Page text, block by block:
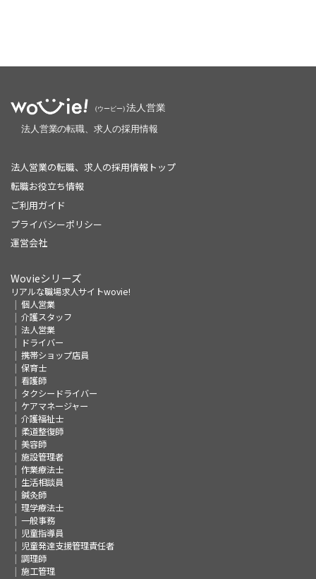
法人営業の転職、求人の採用情報トップ
転職お役立ち情報
ご利用ガイド
プライバシーポリシー
運営会社
Wovieシリーズ
リアルな職場求人サイトwovie!
個人営業
介護スタッフ
法人営業
ドライバー
携帯ショップ店員
保育士
看護師
タクシードライバー
ケアマネージャー
介護福祉士
柔道整復師
美容師
施設管理者
作業療法士
生活相談員
鍼灸師
理学療法士
一般事務
児童指導員
児童発達支援管理責任者
調理師
施工管理